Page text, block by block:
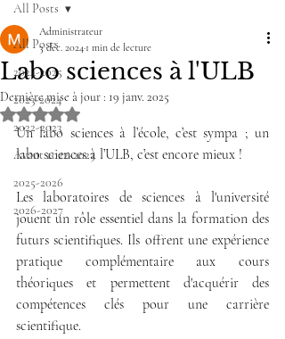
All Posts
2024-2025
2023-2024
2022-2023
Avant 2022-2023
2025-2026
2026-2027
All Posts
Labo sciences à l'ULB
Administrateur
3 déc. 2024 1 min de lecture
Dernière mise à jour : 19 janv. 2025
Noté NaN étoiles sur 5.
Un labo sciences à l’école, c’est sympa ; un
labo sciences à l’ULB, c’est encore mieux !
Les laboratoires de sciences à l'université
jouent un rôle essentiel dans la formation des
futurs scientifiques. Ils offrent une expérience
pratique complémentaire aux cours
théoriques et permettent d'acquérir des
compétences clés pour une carrière
scientifique.